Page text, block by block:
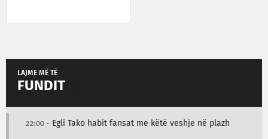
LAJME MË TË
FUNDIT
22:00- Egli Tako habit fansat me këtë veshje në plazh